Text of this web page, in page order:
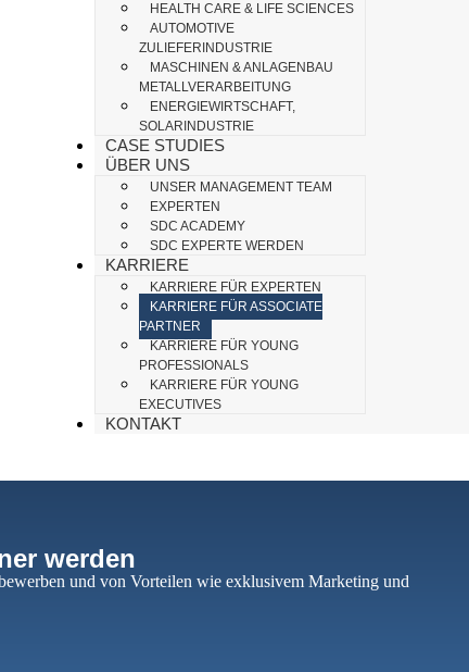
HEALTH CARE & LIFE SCIENCES
AUTOMOTIVE
ZULIEFERINDUSTRIE
MASCHINEN & ANLAGENBAU
METALLVERARBEITUNG
ENERGIEWIRTSCHAFT,
SOLARINDUSTRIE
CASE STUDIES
ÜBER UNS
UNSER MANAGEMENT TEAM
EXPERTEN
SDC ACADEMY
SDC EXPERTE WERDEN
KARRIERE
KARRIERE FÜR EXPERTEN
KARRIERE FÜR ASSOCIATE
PARTNER
KARRIERE FÜR YOUNG
PROFESSIONALS
KARRIERE FÜR YOUNG
EXECUTIVES
KONTAKT
werden
und von Vorteilen wie exklusivem Marketing und